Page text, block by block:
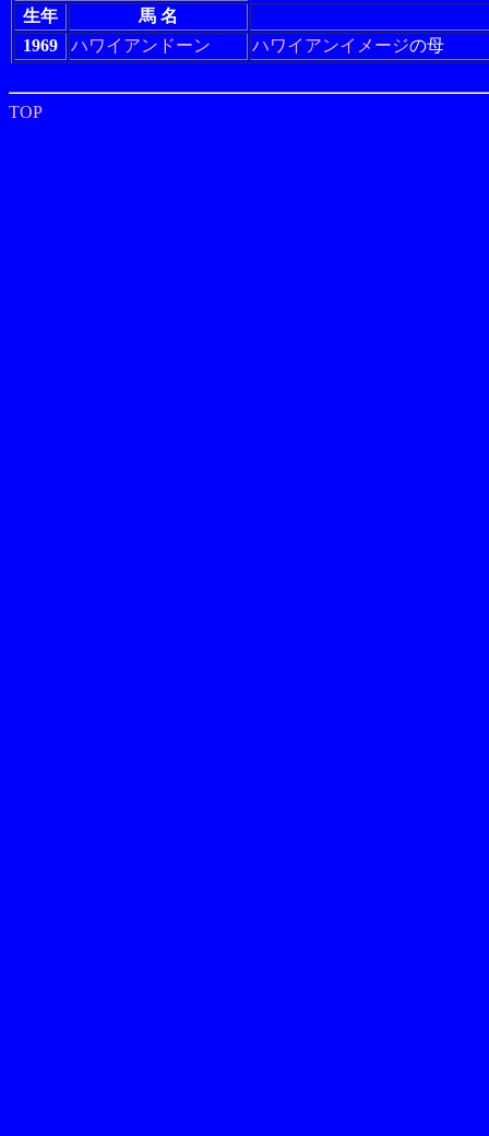
生年
馬 名
1969
ハワイアンドーン ハワイアンイメージの母
TOP